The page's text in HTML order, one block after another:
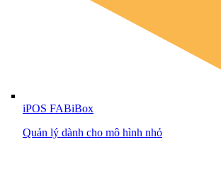
iPOS FABiBox
Quản lý dành cho mô hình nhỏ